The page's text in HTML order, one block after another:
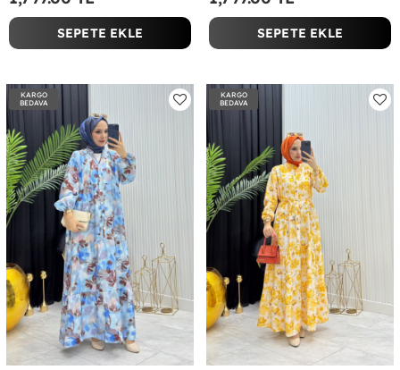
SEPETE EKLE SEPETE EKLE
KARGO
BEDAVA
KARGO
BEDAVA